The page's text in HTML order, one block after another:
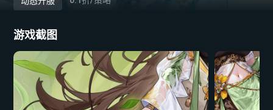
游戏截图